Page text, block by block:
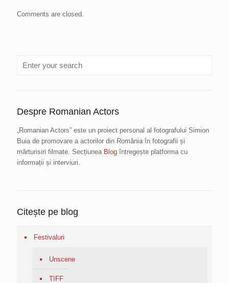
Comments are closed.
Despre Romanian Actors
„Romanian Actors” este un proiect personal al fotografului Simion
Buia de promovare a actorilor din România în fotografii și
mărturisiri filmate. Secțiunea Blog întregește platforma cu
informații și interviuri.
Citește pe blog
Festivaluri
Unscene
TIFF